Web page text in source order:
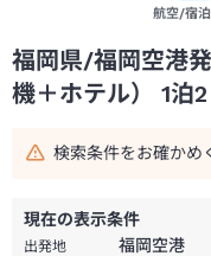
航空/宿
福岡県/福岡空港
機＋ホテル） 1泊
検索条件をお確かめ
現在の表示条件
出発地 福岡空港